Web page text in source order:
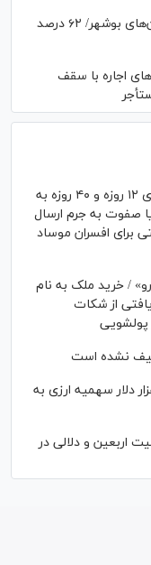
کاهش ۱۰ درصدی جمعیت کیفری زندان‌های بوشهر/ ۶۲ درصد
اجاره با سقف
۲ عامل مهم صهیونیست‌ها در جنگ‌های ۱۲ روزه و ۴۰ روزه به
صفوت به جرم ارسال
افسران موساد
/ خرید ملک به نام
از شکات
نشده است
از پرداخت ۳ میلیون و ۴۰۰ هزار دلار سهمیه ارزی به
اربعین و دلالی در